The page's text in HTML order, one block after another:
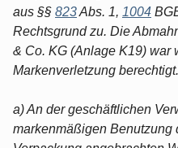
aus §§ 823Abs. 1, 1004
Rechtsgrund zu. Die
& Co. KG (Anlage K19) war
Markenverletzung berechtigt.
a) An der geschäftlichen
markenmäßigen Benutzung